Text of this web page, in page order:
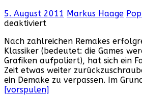
5. August 2011 Markus Haage
deaktiviert
Man
–
Demake!
Nach zahlreichen Remakes
Klassiker (bedeutet: die Games
Grafiken aufpoliert), hat sich ein
Zeit etwas weiter
ein Demake zu verpassen. Im
[vorspulen]